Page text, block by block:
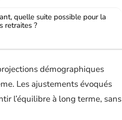
quelle suite possible pour la
retraites ?
démographiques
Les ajustements évoqués
l’équilibre à long terme, sans